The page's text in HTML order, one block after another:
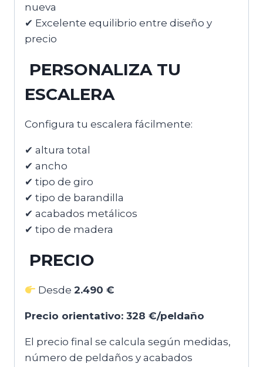
nueva
✔ Excelente equilibrio entre diseño y
precio
PERSONALIZA TU
ESCALERA
Configura tu escalera fácilmente:
✔ altura total
✔ ancho
✔ tipo de giro
✔ tipo de barandilla
✔ acabados metálicos
✔ tipo de madera
PRECIO
Desde2.490 €
Precio orientativo: 328 €/peldaño
El precio final se calcula según medidas,
número de peldaños y acabados